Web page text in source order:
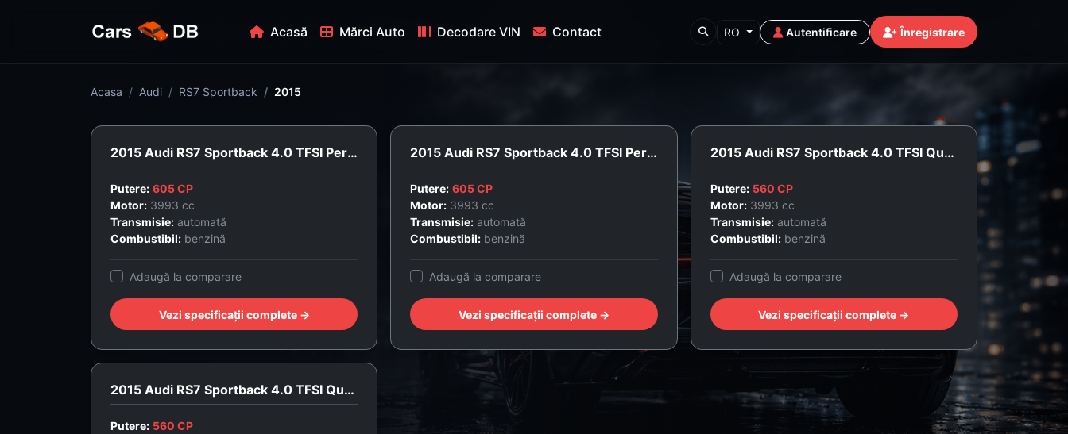
Acasă Mărci Auto Decodare VIN Contact RO Autentificare Înregistrare
Acasa Audi RS7 Sportback 2015
2015 Audi RS7 Sportback 4.0 TFSI Performance Quattro
Putere: 605 CP
Motor: 3993 cc
Transmisie: automată
Combustibil: benzină
Adaugă la comparare
Vezi specificații complete →
2015 Audi RS7 Sportback 4.0 TFSI Performance Quattro Pro Line +
Putere: 605 CP
Motor: 3993 cc
Transmisie: automată
Combustibil: benzină
Adaugă la comparare
Vezi specificații complete →
2015 Audi RS7 Sportback 4.0 TFSI Quattro
Putere: 560 CP
Motor:3993 cc
Transmisie:automată
Combustibil:benzină
Adaugă la comparare
Vezi specificații complete →
2015 Audi RS7 Sportback 4.0 TFSI Quattro Pro Line +
Putere: 560 CP